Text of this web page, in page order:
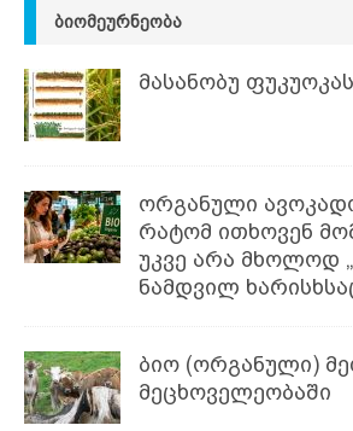
ᲑᲘᲝᲛᲔᲣᲠᲜᲔᲝᲑᲐ
მასანობუ
ორგანული
რატომ ითხოვენ
უკვე არა მხოლოდ
ნამდვილ
ბიო (ორგანული)
მეცხოველეობაში